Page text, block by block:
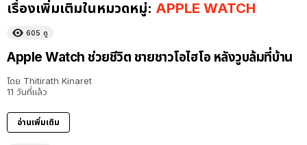
เรื่องเพิ่มเติมในหมวดหมู่: APPLE WATCH
605 ดู
Apple Watch ช่วยชีวิต ชายชาวโอไฮโอ หลังวูบล้มที่บ้าน
โดย Thitirath Kinaret
11 วันที่แล้ว
อ่านเพิ่มเติม